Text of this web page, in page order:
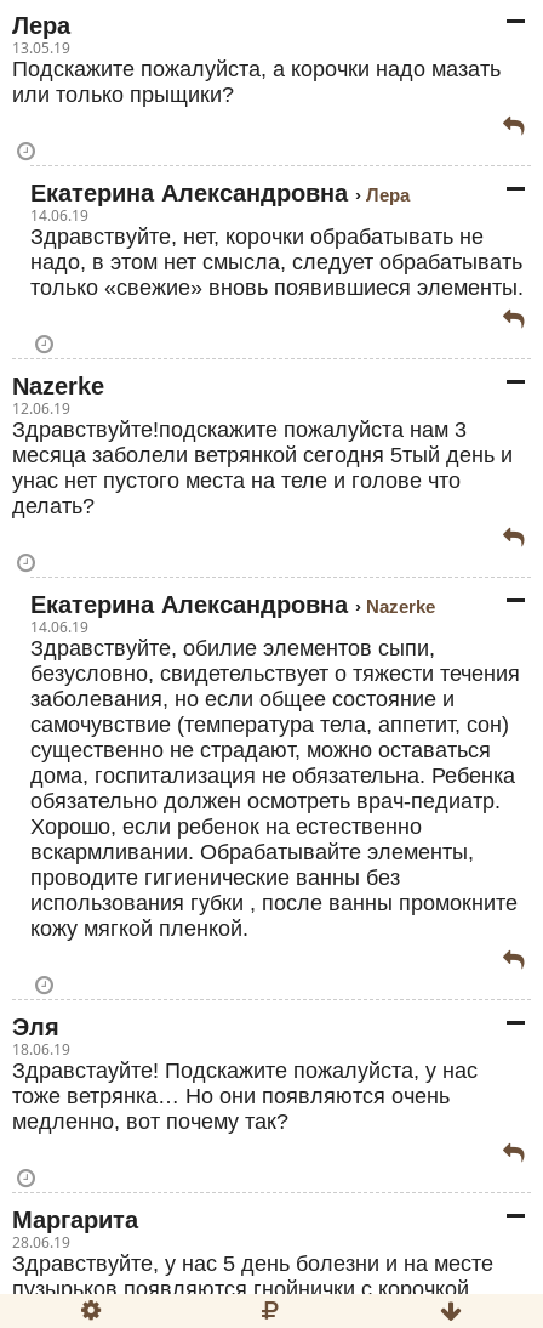
Лера
13.05.19
Подскажите пожалуйста, а корочки надо мазать
или только прыщики?
Екатерина Александровна
Лера
14.06.19
Здравствуйте, нет, корочки обрабатывать не
надо, в этом нет смысла, следует обрабатывать
только «свежие» вновь появившиеся элементы.
Nazerke
12.06.19
Здравствуйте!подскажите пожалуйста нам 3
месяца заболели ветрянкой сегодня 5тый день и
унас нет пустого места на теле и голове что
делать?
Екатерина Александровна
Nazerke
14.06.19
Здравствуйте, обилие элементов сыпи,
безусловно, свидетельствует о тяжести течения
заболевания, но если общее состояние и
самочувствие (температура тела, аппетит, сон)
существенно не страдают, можно оставаться
дома, госпитализация не обязательна. Ребенка
обязательно должен осмотреть врач-педиатр.
Хорошо, если ребенок на естественно
вскармливании. Обрабатывайте элементы,
проводите гигиенические ванны без
использования губки , после ванны промокните
кожу мягкой пленкой.
Эля
18.06.19
Здравстауйте! Подскажите пожалуйста, у нас
тоже ветрянка… Но они появляются очень
медленно, вот почему так?
Маргарита
28.06.19
Здравствуйте, у нас 5 день болезни и на месте
пузырьков появляются гнойнички с корочкой,
Значит ли это что у нас осложненная ветрянка.